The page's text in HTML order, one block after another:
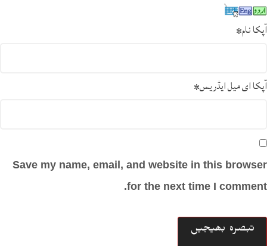
آپکا نام*
آپکا ای میل ایڈریس*
Save my name, email, and website in this browser
for the next time I comment.